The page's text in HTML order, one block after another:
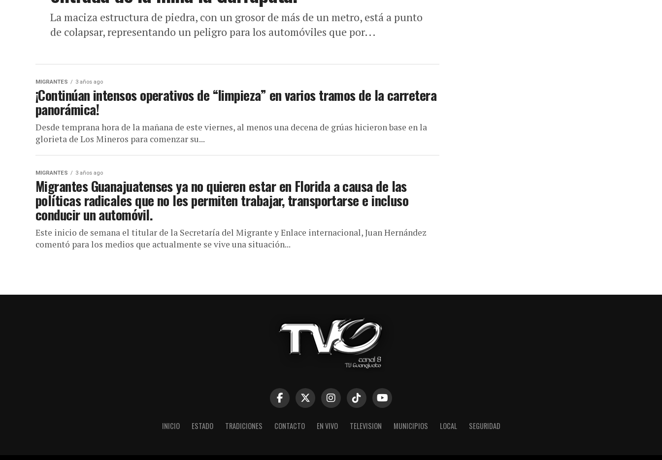
La maciza estructura de piedra, con un grosor de más de un metro, está a punto
de colapsar, representando un peligro para los automóviles que por...
MIGRANTES 3 años ago
¡Continúan intensos operativos de “limpieza” en varios tramos de la carretera
panorámica!
Desde temprana hora de la mañana de este viernes, al menos una decena de grúas hicieron base en la
glorieta de Los Mineros para comenzar su...
MIGRANTES 3 años ago
Migrantes Guanajuatenses ya no quieren estar en Florida a causa de las
políticas radicales que no les permiten trabajar, transportarse e incluso
conducir un automóvil.
Este inicio de semana el titular de la Secretaría del Migrante y Enlace internacional, Juan Hernández
comentó para los medios que actualmente se vive una situación...
INICIO ESTADO TRADICIONES CONTACTO EN VIVO TELEVISION MUNICIPIOS LOCAL SEGURIDAD